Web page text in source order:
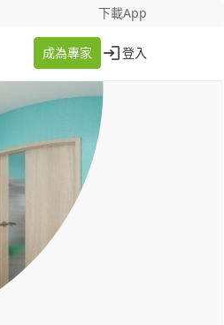
下載App
成為專家 登入
成為專家
登入